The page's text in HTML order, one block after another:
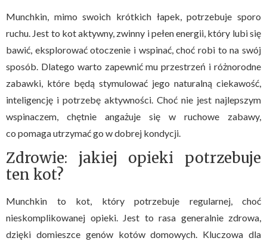
Munchkin, mimo swoich krótkich łapek, potrzebuje sporo
ruchu. Jest to kot aktywny, zwinny i pełen energii, który lubi się
bawić, eksplorować otoczenie i wspinać, choć robi to na swój
sposób. Dlatego warto zapewnić mu przestrzeń i różnorodne
zabawki, które będą stymulować jego naturalną ciekawość,
inteligencję i potrzebę aktywności. Choć nie jest najlepszym
wspinaczem, chętnie angażuje się w ruchowe zabawy,
co pomaga utrzymać go w dobrej kondycji.
Zdrowie: jakiej opieki potrzebuje
ten kot?
Munchkin to kot, który potrzebuje regularnej, choć
nieskomplikowanej opieki. Jest to rasa generalnie zdrowa,
dzięki domieszce genów kotów domowych. Kluczowa dla